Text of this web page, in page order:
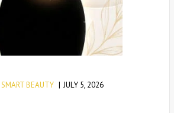
SMART BEAUTY JULY 5, 2026